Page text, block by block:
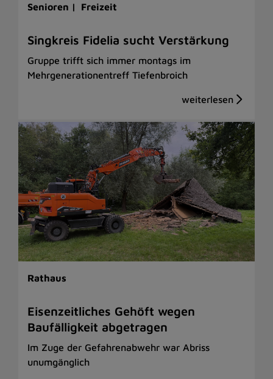
Senioren | Freizeit
Singkreis Fidelia sucht Verstärkung
Gruppe trifft sich immer montags im
Mehrgenerationentreff Tiefenbroich
Rathaus
Eisenzeitliches Gehöft wegen
Baufälligkeit abgetragen
Im Zuge der Gefahrenabwehr war Abriss
unumgänglich